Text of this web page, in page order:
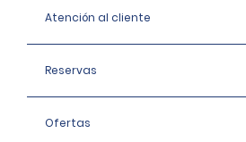
Atención al cliente
Reservas
Ofertas